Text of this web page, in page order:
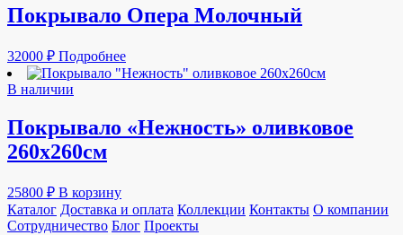
Покрывало Опера Молочный
32000 ₽ Подробнее
В наличии
Покрывало «Нежность» оливковое
260х260см
25800 ₽ В корзину
Каталог Доставка и оплата Коллекции Контакты О компании
Сотрудничество Блог Проекты